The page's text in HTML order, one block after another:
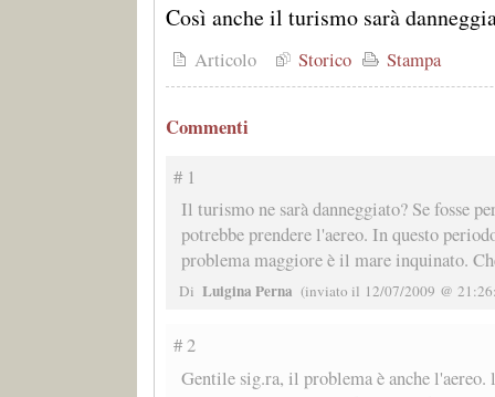
Così anche il turismo sarà
Articolo Storico Stampa
Commenti
# 1
Il turismo ne sarà danneggiato? Se fosse
potrebbe prendere l'aereo. In questo
problema maggiore è il mare inquinato.
DiLuigina Perna (inviato il 12/07/2009 @
# 2
Gentile sig.ra, il problema è anche l'aereo.